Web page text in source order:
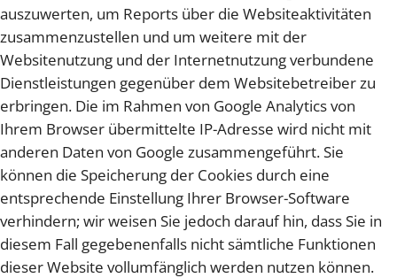
auszuwerten, um Reports über die Websiteaktivitäten
zusammenzustellen und um weitere mit der
Websitenutzung und der Internetnutzung verbundene
Dienstleistungen gegenüber dem Websitebetreiber zu
erbringen. Die im Rahmen von Google Analytics von
Ihrem Browser übermittelte IP-Adresse wird nicht mit
anderen Daten von Google zusammengeführt. Sie
können die Speicherung der Cookies durch eine
entsprechende Einstellung Ihrer Browser-Software
verhindern; wir weisen Sie jedoch darauf hin, dass Sie in
diesem Fall gegebenenfalls nicht sämtliche Funktionen
dieser Website vollumfänglich werden nutzen können.